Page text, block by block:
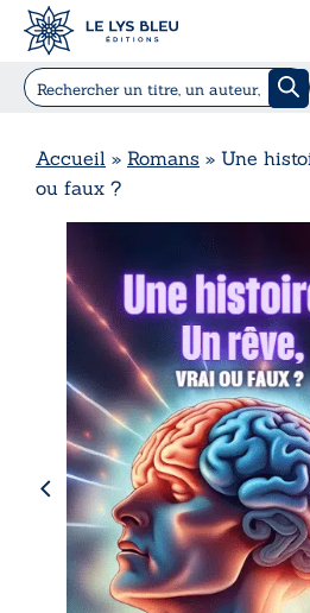
Accueil » Romans » Une
ou faux ?